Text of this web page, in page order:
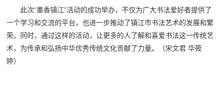
此次“墨香镇江”活动的成功举办，不仅为广大书法爱好者提供了
一个学习和交流的平台，也进一步推动了镇江市书法艺术的发展和繁
荣。同时，通过这样的活动，让更多的人了解和喜爱书法这一传统艺
术，为传承和弘扬中华优秀传统文化贡献了力量。（宋文君 华筱
婷）